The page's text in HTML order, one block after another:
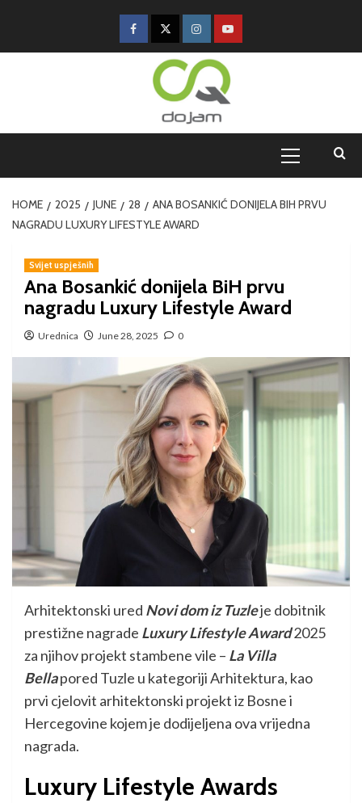
HOME 2025 JUNE 28
ANA BOSANKIĆ DONIJELA BIH PRVU
NAGRADU LUXURY LIFESTYLE AWARD
Svijet uspješnih
Ana Bosankić donijela BiH prvu
nagradu Luxury Lifestyle Award
Urednica June 28, 2025 0
Arhitektonski ured Novi dom iz Tuzleje dobitnik
prestižne nagrade Luxury Lifestyle Award2025
za njihov projekt stambene vile – La Villa
Bellapored Tuzle u kategoriji Arhitektura, kao
prvi cjelovit arhitektonski projekt iz Bosne i
Hercegovine kojem je dodijeljena ova vrijedna
nagrada.
Luxury Lifestyle Awards